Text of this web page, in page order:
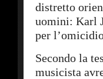
distretto
uomini: Karl
per
Secondo la
musicista